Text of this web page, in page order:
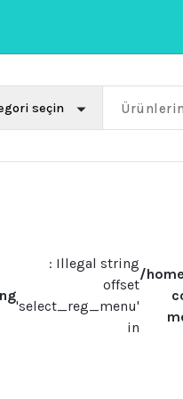
: Illegal string
offset
'select_reg_menu'
in
/